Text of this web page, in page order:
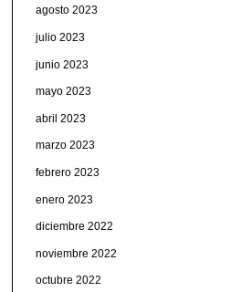
agosto 2023
julio 2023
junio 2023
mayo 2023
abril 2023
marzo 2023
febrero 2023
enero 2023
diciembre 2022
noviembre 2022
octubre 2022